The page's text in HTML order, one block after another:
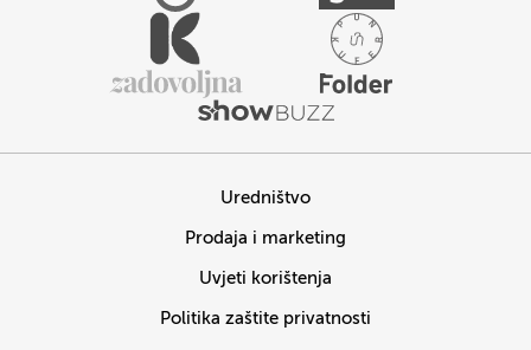
Uredništvo
Prodaja i marketing
Uvjeti korištenja
Politika zaštite privatnosti